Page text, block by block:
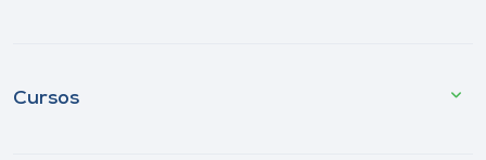
Cursos